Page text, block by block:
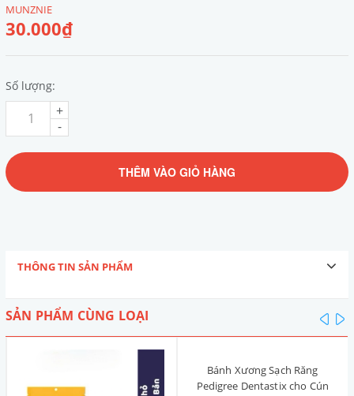
MUNZNIE
30.000₫
Số lượng:
-
+
THÊM VÀO GIỎ HÀNG
THÔNG TIN SẢN PHẨM
SẢN PHẨM CÙNG LOẠI
Bánh Xương Sạch Răng
Pedigree Dentastix cho Cún